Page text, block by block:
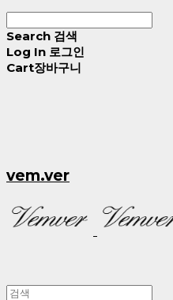
Search 검색
Log In 로그인
Cart장바구니
vem.ver